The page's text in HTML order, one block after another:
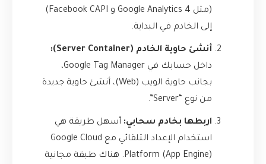
(مثل Google Analytics 4 و Facebook CAPI)
إلى الخادم في البداية.
أنشئ حاوية الخادم (Server Container):
داخل حسابك في Google Tag Manager،
بجانب حاوية الويب (Web)، أنشئ حاوية جديدة
من نوع “Server”.
اربطها بخادم سحابي: أسهل طريقة هي
استخدام الإعداد التلقائي مع Google Cloud
Platform (App Engine). هناك طبقة مجانية